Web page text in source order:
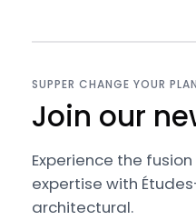
SUPPER CHANGE YOUR
Join our
Experience the
expertise with
architectural.